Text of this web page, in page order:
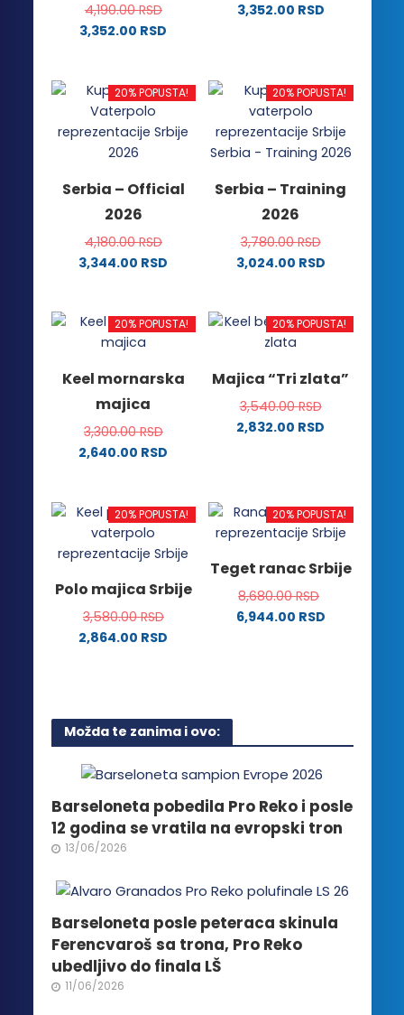
4,190.00RSD
3,352.00 RSD
ima
više
varijanti.
Opcije
biti
izabrane
na
stranici
3,352.00 RSD
više
varijanti.
Opcije
mogu
izabrane
na
stranici
proizvoda.
20% POPUSTA!
Serbia – Official
2026
4,180.00RSD
3,344.00 RSD
ima
više
Opcije
mogu
biti
izabrane
proizvoda.
20% POPUSTA!
Serbia – Training
2026
3,780.00RSD
3,024.00 RSD
ima
više
Opcije
mogu
biti
proizvoda.
20% POPUSTA!
Keel mornarska
majica
3,300.00RSD
2,640.00 RSD
ima
više
varijanti.
mogu
biti
izabrane
20% POPUSTA!
Majica “Tri zlata”
3,540.00RSD
2,832.00 RSD
više
varijanti.
mogu
biti
izabrane
20% POPUSTA!
Polo majica Srbije
3,580.00RSD
2,864.00 RSD
više
varijanti.
mogu
biti
izabrane
na
proizvoda.
20% POPUSTA!
Teget ranac Srbije
8,680.00RSD
6,944.00 RSD
Možda te zanima i ovo:
Barseloneta pobedila Pro Reko i posle
12 godina se vratila na evropski tron
13/06/2026
Barseloneta posle peteraca skinula
Ferencvaroš sa trona, Pro Reko
ubedljivo do finala LŠ
11/06/2026